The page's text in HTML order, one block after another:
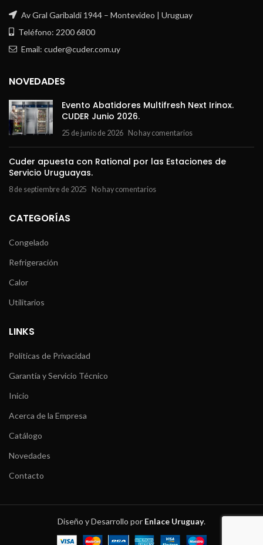
Av Gral Garibaldi 1944 – Montevideo | Uruguay
Teléfono: 2200 6800
Email: cuder@cuder.com.uy
NOVEDADES
Evento Abatidores Multifresh Next Irinox.
CUDER Junio 2026.
25 de junio de 2026 No hay comentarios
Cuder apuesta con Rational por las Estaciones de
Servicio Uruguayas.
8 de septiembre de 2025 No hay comentarios
CATEGORÍAS
Congelado
Refrigeración
Calor
Utilitarios
LINKS
Políticas de Privacidad
Garantía y Servicio Técnico
Inicio
Acerca de la Empresa
Catálogo
Novedades
Contacto
Diseño y Desarrollo por Enlace Uruguay.